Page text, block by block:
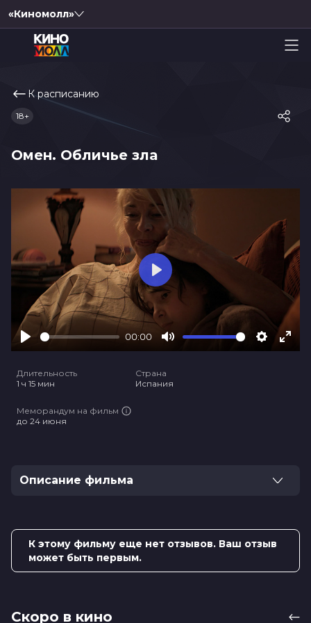
«Киномолл»
К расписанию
Омен. Обличье зла
18+
Play
00:00
Mute Settings
Play
Длительность
1 ч 15 мин
Страна
Испания
Меморандум на фильм
до 24 июня
Описание фильма
жизнь с чистого листа оборачивается жестоким
кошмаром. Обнаруженное на чердаке синее платье,
оказывается мистическим артефактом,
пробуждающим потусторонние силы, обитающие в
К этому фильму еще нет отзывов. Ваш отзыв
может быть первым.
Скоро в кино